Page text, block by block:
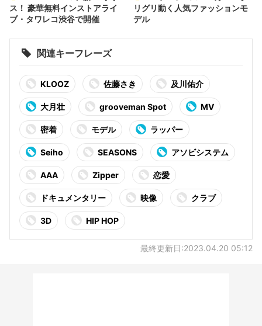
ス！ 豪華無料インストアライ
ブ・タワレコ渋谷で開催
リグリ動く人気ファッションモ
デル
関連キーフレーズ
KLOOZ 佐藤さき 及川佑介
大月壮 grooveman Spot MV
密着 モデル ラッパー
Seiho SEASONS アソビシステム
AAA Zipper 恋愛
ドキュメンタリー 映像 クラブ
3D HIP HOP
最終更新日:2023.04.20 05:12